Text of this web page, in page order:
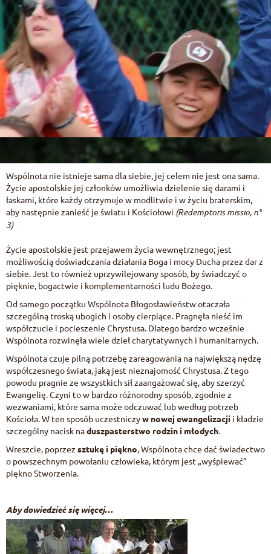
Jedność chrześcijan
Życie z Maryją
HU
Wspólnota nie istnieje sama dla siebie, jej celem nie jest ona sama.
Życie apostolskie jej członków umożliwia dzielenie się darami i
łaskami, które każdy otrzymuje w modlitwie i w życiu braterskim,
aby następnie zanieść je światu i Kościołowi (Redemptoris missio, n°
3)
Życie apostolskie jest przejawem życia wewnętrznego; jest
możliwością doświadczania działania Boga i mocy Ducha przez dar z
siebie. Jest to również uprzywilejowany sposób, by świadczyć o
pięknie, bogactwie i komplementarności ludu Bożego.
Od samego początku Wspólnota Błogosławieństw otaczała
szczególną troską ubogich i osoby cierpiące. Pragnęła nieść im
współczucie i pocieszenie Chrystusa. Dlatego bardzo wcześnie
Wspólnota rozwinęła wiele dzieł charytatywnych i humanitarnych.
Wspólnota czuje pilną potrzebę zareagowania na największą nędzę
współczesnego świata, jaką jest nieznajomość Chrystusa. Z tego
powodu pragnie ze wszystkich sił zaangażować się, aby szerzyć
Ewangelię. Czyni to w bardzo różnorodny sposób, zgodnie z
wezwaniami, które sama może odczuwać lub według potrzeb
Kościoła. W ten sposób uczestniczyw nowej ewangelizacji i kładzie
szczególny nacisk naduszpasterstwo rodzin i młodych.
Wreszcie, poprzez sztukę i piękno, Wspólnota chce dać świadectwo
o powszechnym powołaniu człowieka, którym jest „wyśpiewać”
piękno Stworzenia.
Aby dowiedzieć się więcej…